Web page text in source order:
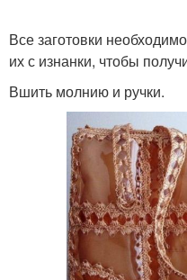
Все заготовки
их с изнанки, чтобы
Вшить молнию и ручки.